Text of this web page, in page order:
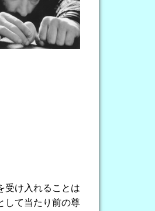
受け入れることは
して当たり前の尊